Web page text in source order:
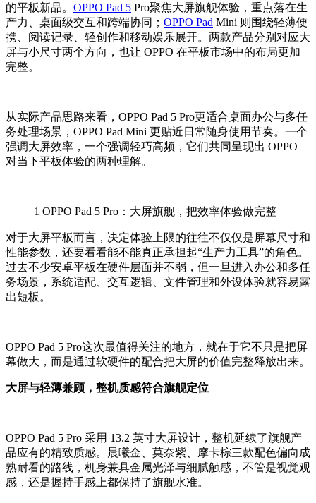
的平板新品。 OPPO Pad 5 Pro聚焦大屏旗舰体验，重点落在生
产力、桌面级交互和跨端协同； OPPO Pad Mini 则围绕轻薄便
携、阅读记录、轻创作和移动娱乐展开。两款产品分别对应大
屏与小尺寸两个方向，也让 OPPO 在平板市场中的布局更加
完整。
从实际产品思路来看，OPPO Pad 5 Pro更适合桌面办公与多任
务处理场景，OPPO Pad Mini 更贴近日常随身使用节奏。一个
强调大屏效率，一个强调轻巧高频，它们共同呈现出 OPPO
对当下平板体验的两种理解。
1 OPPO Pad 5 Pro：大屏旗舰，把效率体验做完整
对于大屏平板而言，决定体验上限的往往不仅仅是屏幕尺寸和
性能参数， 还要看看能不能真正承担起“生产力工具”的角色。
过去不少安卓平板在硬件层面并不弱，但一旦进入办公和多任
务场景，系统适配、交互逻辑、文件管理和外设体验就容易露
出短板。
OPPO Pad 5 Pro这次最值得关注的地方，就在于它不只是把屏
幕做大，而是通过软硬件的配合把大屏的价值完整释放出来。
大屏与轻薄兼顾，整机质感符合旗舰定位
OPPO Pad 5 Pro 采用 13.2 英寸大屏设计，整机延续了旗舰产
品应有的精致质感。晨曦金、莫奈紫、摩卡棕三款配色偏向成
熟耐看的路线，机身兼具金属光泽与细腻触感， 不管是视觉观
感 ，还是握持手感上都保持了旗舰水准。